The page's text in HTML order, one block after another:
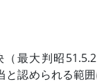
最大判昭
認められる範